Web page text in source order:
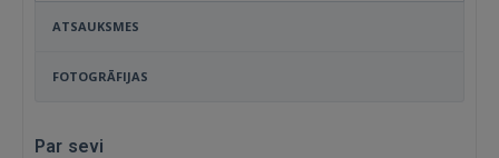
ATSAUKSMES
FOTOGRĀFIJAS
Par sevi